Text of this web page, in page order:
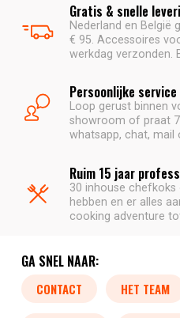
Gratis & snelle
Nederland en België
€ 95. Accessoires
werkdag verzonden.
Persoonlijke service
Loop gerust binnen
showroom of praat
whatsapp, chat,
Ruim 15 jaar
30 inhouse chefkoks
hebben en er alles
cooking adventure
GA SNEL NAAR:
CONTACT HET TEAM